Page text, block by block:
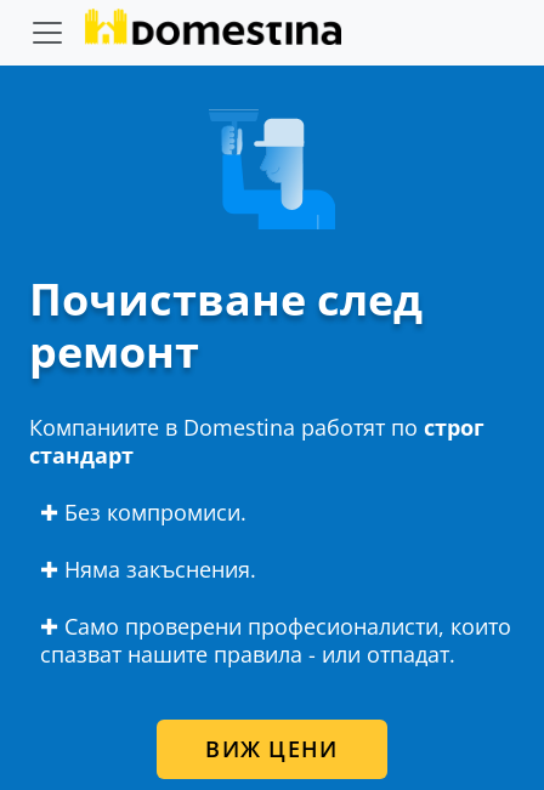
Почистване след
ремонт
Компаниите в Domestina работят по строг
стандарт
✚ Без компромиси.
✚ Няма закъснения.
✚ Само проверени професионалисти, които
спазват нашите правила - или отпадат.
ВИЖ ЦЕНИ